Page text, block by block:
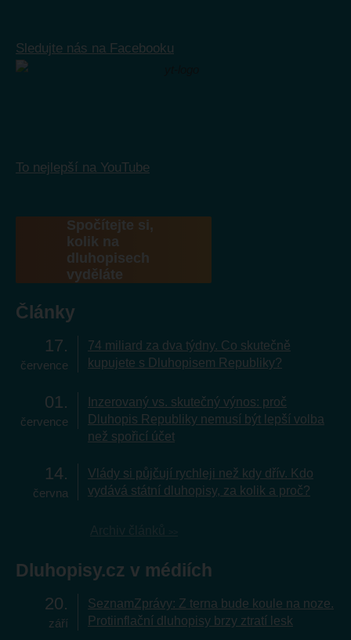
Sledujte nás na Facebooku
To nejlepší na YouTube
Spočítejte si,
kolik na
dluhopisech
vyděláte
Články
17
července
74 miliard za dva týdny. Co skutečně
kupujete s Dluhopisem Republiky?
01
července
Inzerovaný vs. skutečný výnos: proč
Dluhopis Republiky nemusí být lepší volba
než spořicí účet
14
června
Vlády si půjčují rychleji než kdy dřív. Kdo
vydává státní dluhopisy, za kolik a proč?
Dluhopisy.cz v médiích
20
září
SeznamZprávy: Z terna bude koule na noze.
Protiinflační dluhopisy brzy ztratí lesk